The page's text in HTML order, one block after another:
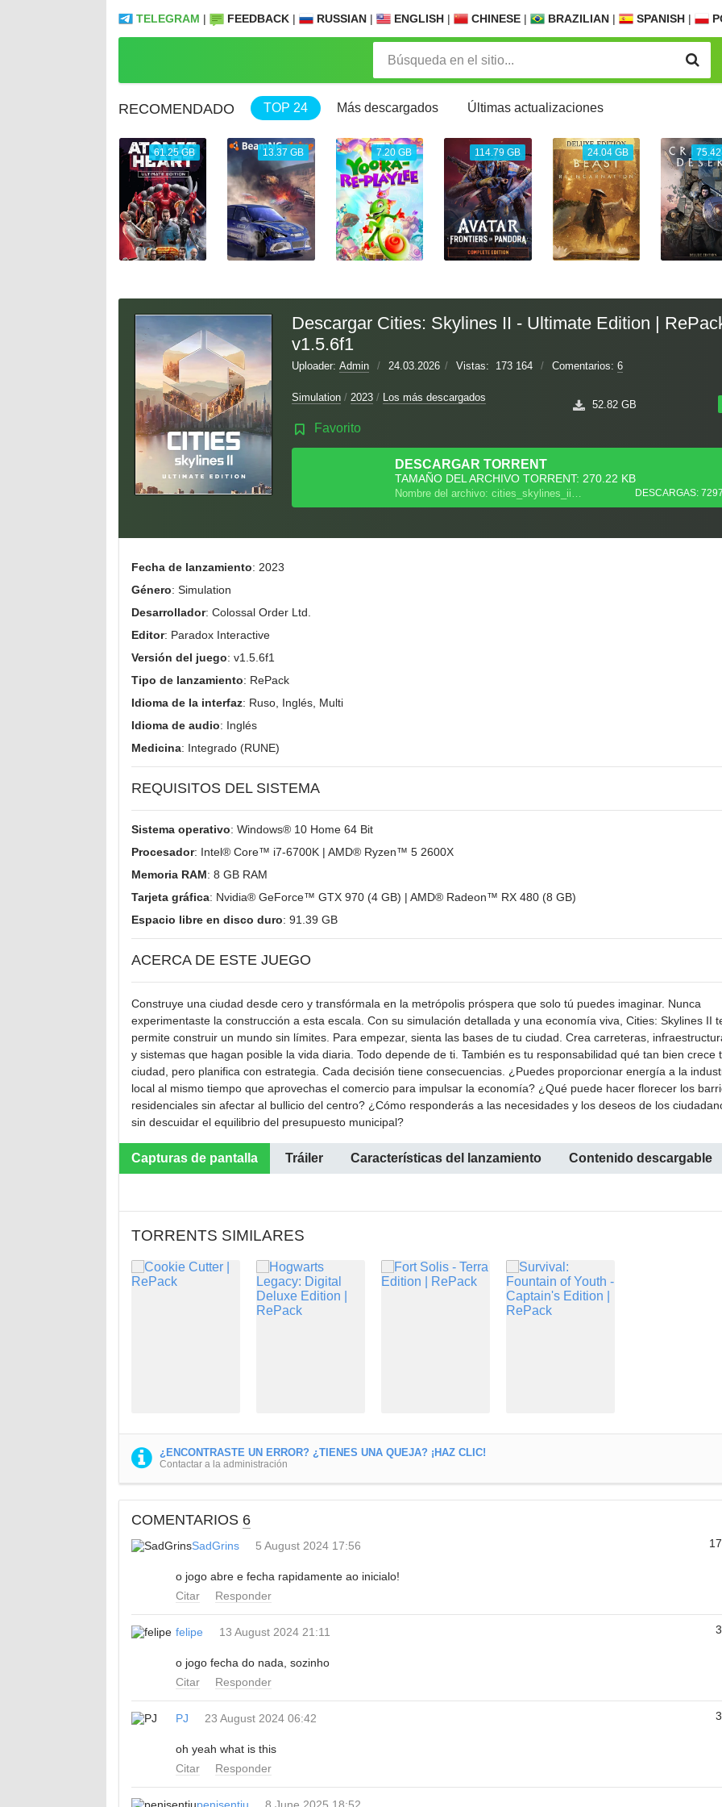
TELEGRAM | FEEDBACK | RUSSIAN | ENGLISH | CHINESE | BRAZILIAN | SPANISH |
RECOMENDADO TOP 24 Más descargados Últimas actualizaciones
61.25 GB 13.37 GB 7.20 GB 114.79 GB 24.04 GB
Descargar Cities: Skylines II - Ultimate Edition | RePack
v1.5.6f1
Uploader: Admin / 24.03.2026 / Vistas: 173 164 / Comentarios: 6
52.82 GB
Simulation / 2023 / Los más descargados
Favorito
DESCARGAR TORRENT
TAMAÑO DEL ARCHIVO TORRENT: 270.22 KB
DESCARGAS:
Nombre del archivo: cities_skylines_ii_ue_repack.torrent
Fecha de lanzamiento: 2023
Género: Simulation
Desarrollador: Colossal Order Ltd.
Editor: Paradox Interactive
Versión del juego: v1.5.6f1
Tipo de lanzamiento: RePack
Idioma de la interfaz: Ruso, Inglés, Multi
Idioma de audio: Inglés
Medicina: Integrado (RUNE)
REQUISITOS DEL SISTEMA
Sistema operativo: Windows® 10 Home 64 Bit
Procesador: Intel® Core™ i7-6700K | AMD® Ryzen™ 5 2600X
Memoria RAM: 8 GB RAM
Tarjeta gráfica: Nvidia® GeForce™ GTX 970 (4 GB) | AMD® Radeon™ RX 480 (8 GB)
Espacio libre en disco duro: 91.39 GB
ACERCA DE ESTE JUEGO
Construye una ciudad desde cero y transfórmala en la metrópolis próspera que solo tú puedes imaginar. Nunca
experimentaste la construcción a esta escala. Con su simulación detallada y una economía viva, Cities: Skylines II
permite construir un mundo sin límites. Para empezar, sienta las bases de tu ciudad. Crea carreteras,
y sistemas que hagan posible la vida diaria. Todo depende de ti. También es tu responsabilidad qué tan bien crece
ciudad, pero planifica con estrategia. Cada decisión tiene consecuencias. ¿Puedes proporcionar energía a la
local al mismo tiempo que aprovechas el comercio para impulsar la economía? ¿Qué puede hacer florecer los
residenciales sin afectar al bullicio del centro? ¿Cómo responderás a las necesidades y los deseos de los
sin descuidar el equilibrio del presupuesto municipal?
Capturas de pantalla Tráiler Características del lanzamiento Contenido descargable
TORRENTS SIMILARES
¿ENCONTRASTE UN ERROR? ¿TIENES UNA QUEJA? ¡HAZ CLIC!
Contactar a la administración
COMENTARIOS 6
SadGrins 5 August 2024 17:56
o jogo abre e fecha rapidamente ao inicialo!
Citar
Responder
felipe 13 August 2024 21:11
o jogo fecha do nada, sozinho
Citar
Responder
PJ 23 August 2024 06:42
oh yeah what is this
Citar
Responder
penisentiu 8 June 2025 18:52